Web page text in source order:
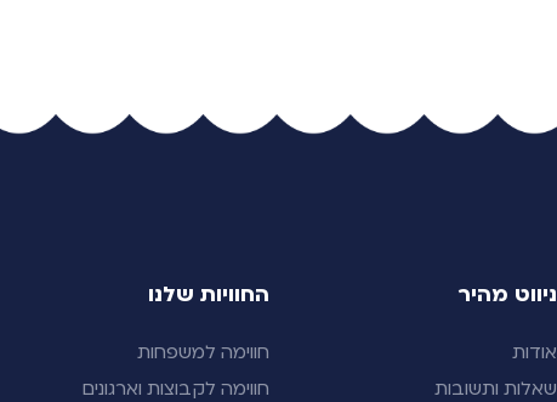
ניווט מהיר
אודות
שאלות ותשובות
החוויות שלנו
חווימה למשפחות
חווימה לקבוצות וארגונים